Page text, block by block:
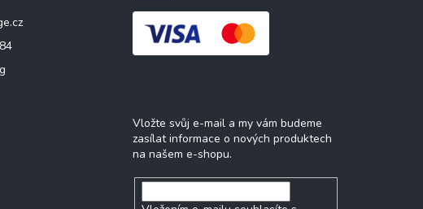
Vložte svůj e-mail a my vám budeme
zasílat informace o nových produktech
na našem e-shopu.